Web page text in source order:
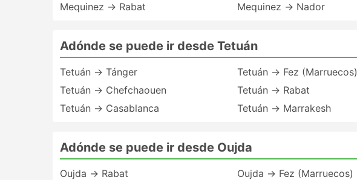
Mequinez → Rabat
Mequinez → Nador
Adónde se puede ir desde Tetuán
Tetuán → Tánger
Tetuán → Chefchaouen
Tetuán → Casablanca
Tetuán → Fez (Marruecos)
Tetuán → Rabat
Tetuán → Marrakesh
Adónde se puede ir desde Oujda
Oujda → Rabat
Oujda → Fez (Marruecos)